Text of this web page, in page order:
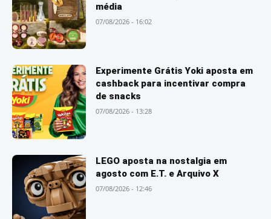
média
07/08/2026 - 16:02
Experimente Grátis Yoki aposta em
cashback para incentivar compra
de snacks
07/08/2026 - 13:28
LEGO aposta na nostalgia em
agosto com E.T. e Arquivo X
07/08/2026 - 12:46